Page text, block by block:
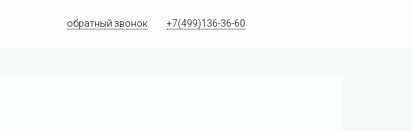
обратный звонок +7(499)136-36-60